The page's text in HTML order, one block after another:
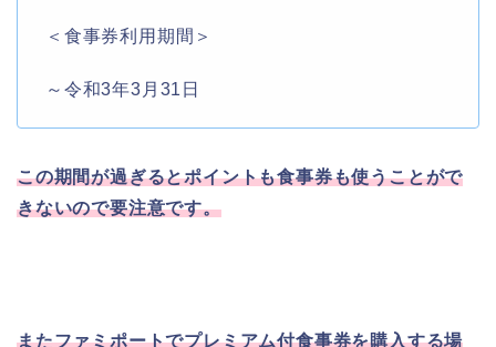
＜食事券利用期間＞
～令和3年3月31日
この期間が過ぎるとポイントも食事券も使うことがで
きないので要注意です。
またファミポートでプレミアム付食事券を購入する場